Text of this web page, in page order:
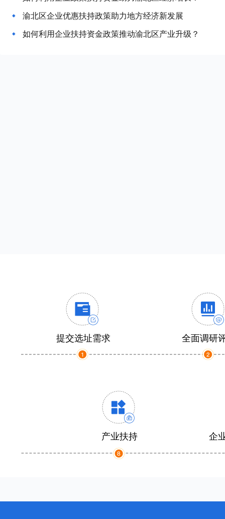
渝北区企业优惠扶持政策助力地方经济新发展
如何利用企业扶持资金政策推动渝北区产业升级？
提交选址需求 全面调研
产业扶持 企